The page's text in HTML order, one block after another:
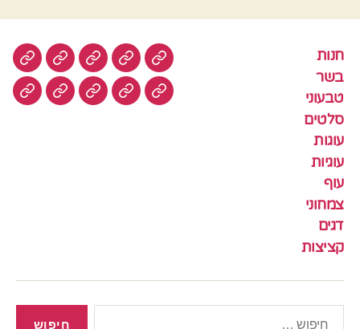
חנות
בשר
טבעוני
סלטים
עוגות
עוגיות
עוף
צמחוני
דגים
קציצות
חנות בשר טבעוניסלטים
עוגיותעוף צמחונידגים